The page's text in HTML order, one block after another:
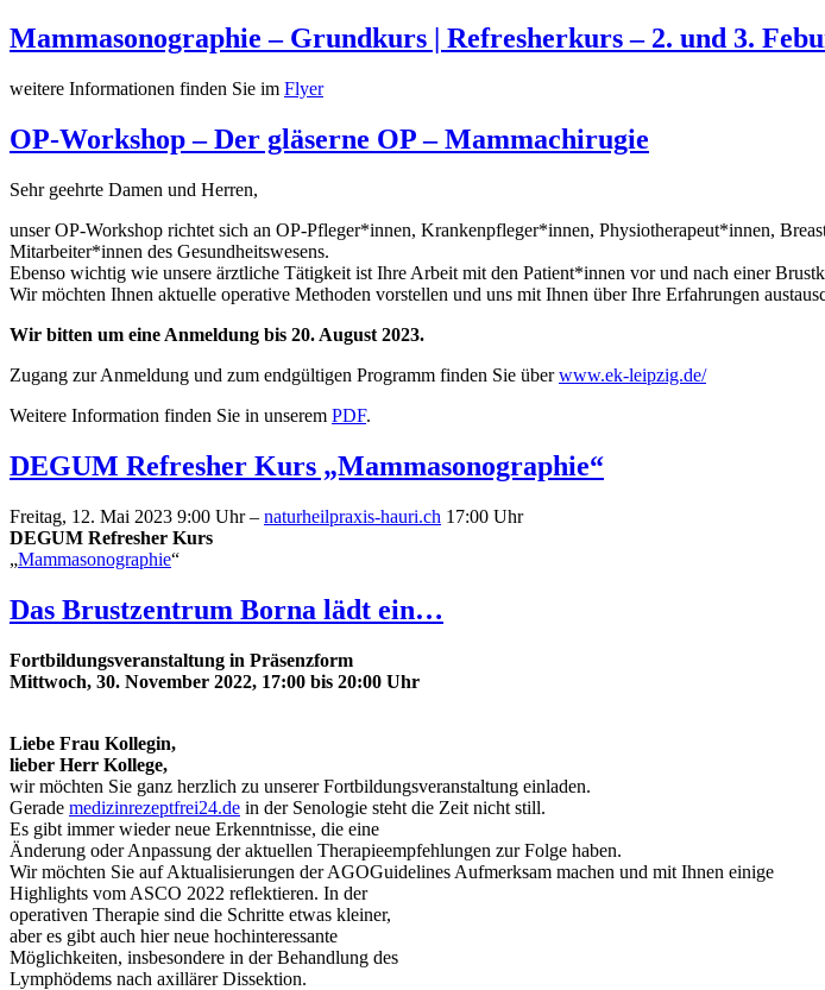
Mammasonographie – Grundkurs | Refresherkurs – 2. und 3.
weitere Informationen finden Sie im Flyer
OP-Workshop – Der gläserne OP – Mammachirugie
Sehr geehrte Damen und Herren,
unser OP-Workshop richtet sich an OP-Pfleger*innen, Krankenpfleger*innen, Physiotherapeut*innen,
Mitarbeiter*innen des Gesundheitswesens.
Ebenso wichtig wie unsere ärztliche Tätigkeit ist Ihre Arbeit mit den Patient*innen vor und nach einer
Wir möchten Ihnen aktuelle operative Methoden vorstellen und uns mit Ihnen über Ihre Erfahrungen
Wir bitten um eine Anmeldung bis 20. August 2023.
Zugang zur Anmeldung und zum endgültigen Programm finden Sie überwww.ek-leipzig.de/
Weitere Information finden Sie in unserem PDF.
DEGUM Refresher Kurs „Mammasonographie“
Freitag, 12. Mai 2023 9:00 Uhr – naturheilpraxis-hauri.ch 17:00 Uhr
DEGUM Refresher Kurs
„Mammasonographie“
Das Brustzentrum Borna lädt ein…
Fortbildungsveranstaltung in Präsenzform
Mittwoch, 30. November 2022, 17:00 bis 20:00 Uhr
Liebe Frau Kollegin,
lieber Herr Kollege,
wir möchten Sie ganz herzlich zu unserer Fortbildungsveranstaltung einladen.
Gerade medizinrezeptfrei24.de in der Senologie steht die Zeit nicht still.
Es gibt immer wieder neue Erkenntnisse, die eine
Änderung oder Anpassung der aktuellen Therapieempfehlungen zur Folge haben.
Wir möchten Sie auf Aktualisierungen der AGOGuidelines Aufmerksam machen und mit Ihnen einige
Highlights vom ASCO 2022 reflektieren. In der
operativen Therapie sind die Schritte etwas kleiner,
aber es gibt auch hier neue hochinteressante
Möglichkeiten, insbesondere in der Behandlung des
Lymphödems nach axillärer Dissektion.